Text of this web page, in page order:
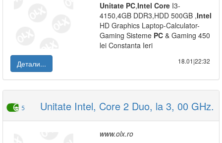
Unitate PC,Intel Core I3-
4150,4GB DDR3,HDD 500GB ,Intel
HD Graphics Laptop-Calculator-
Gaming Sisteme PC & Gaming 450
lei Constanta Ieri
Детали...
18.01|22:32
5 Unitate Intel, Core 2 Duo, la 3, 00 GHz.
www.olx.ro